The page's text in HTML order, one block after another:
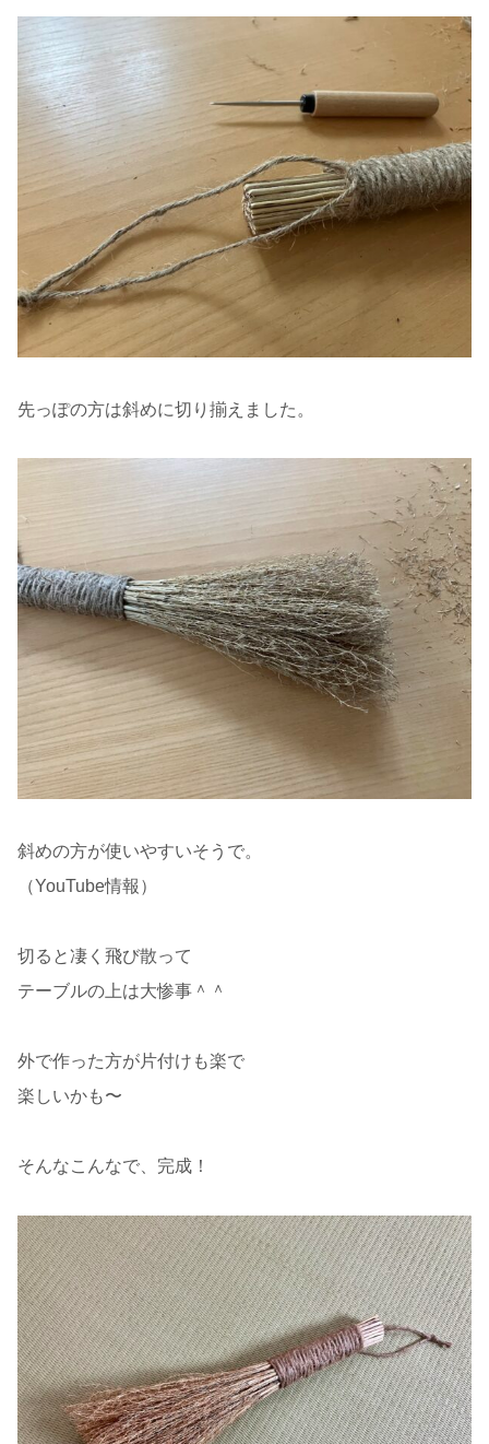
先っぽの方は斜めに切り揃えました。
斜めの方が使いやすいそうで。
（YouTube情報）
切ると凄く飛び散って
テーブルの上は大惨事＾＾
外で作った方が片付けも楽で
楽しいかも〜
そんなこんなで、完成！